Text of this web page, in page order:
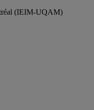
(IEIM-UQAM)